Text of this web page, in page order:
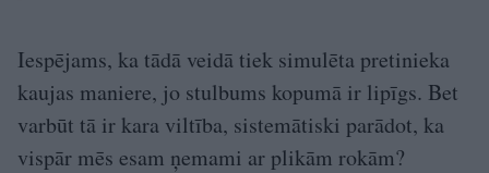
Iespējams, ka tādā veidā tiek simulēta pretinieka
kaujas maniere, jo stulbums kopumā ir lipīgs. Bet
varbūt tā ir kara viltība, sistemātiski parādot, ka
vispār mēs esam ņemami ar plikām rokām?